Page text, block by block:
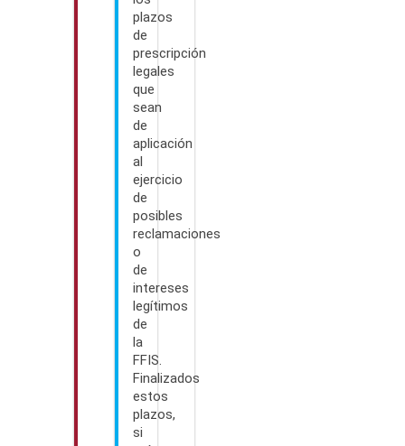
plazos
de
prescripción
legales
que
sean
de
aplicación
al
ejercicio
de
posibles
reclamaciones
o
de
intereses
legítimos
de
la
FFIS.
Finalizados
estos
plazos,
si